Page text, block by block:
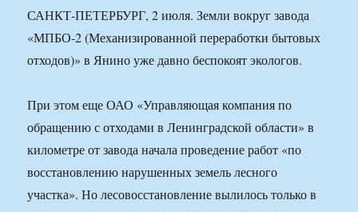
САНКТ-ПЕТЕРБУРГ, 2 июля. Земли вокруг завода
«МПБО-2 (Механизированной переработки бытовых
отходов)» в Янино уже давно беспокоят экологов.
При этом еще ОАО «Управляющая компания по
обращению с отходами в Ленинградской области» в
километре от завода начала проведение работ «по
восстановлению нарушенных земель лесного
участка». Но лесовосстановление вылилось только в